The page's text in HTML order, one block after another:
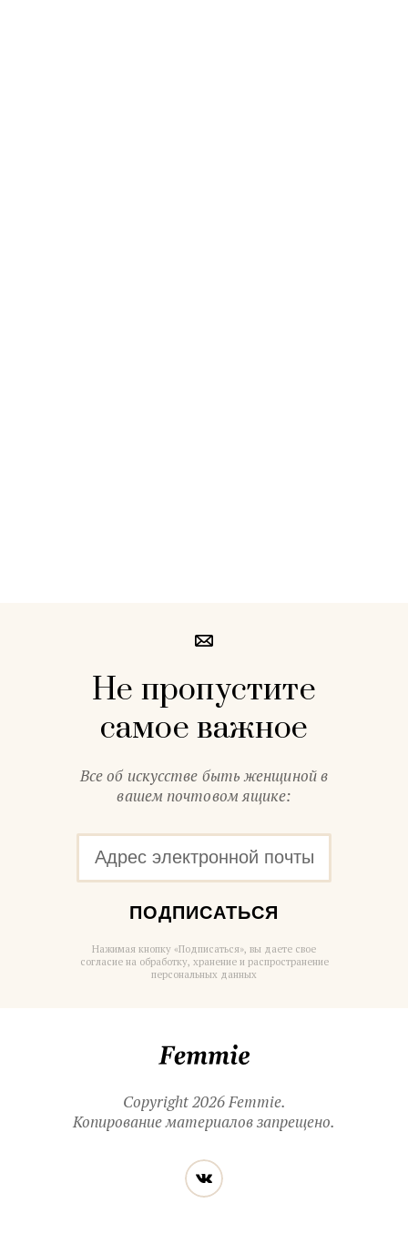
Не пропустите
самое важное
Все об искусстве быть женщиной в
вашем почтовом ящике:
ПОДПИСАТЬСЯ
Нажимая кнопку «Подписаться», вы даете свое
согласие на обработку, хранение и распространение
персональных данных
Copyright 2026 Femmie.
Копирование материалов запрещено.
Читайте
нас
в социальных